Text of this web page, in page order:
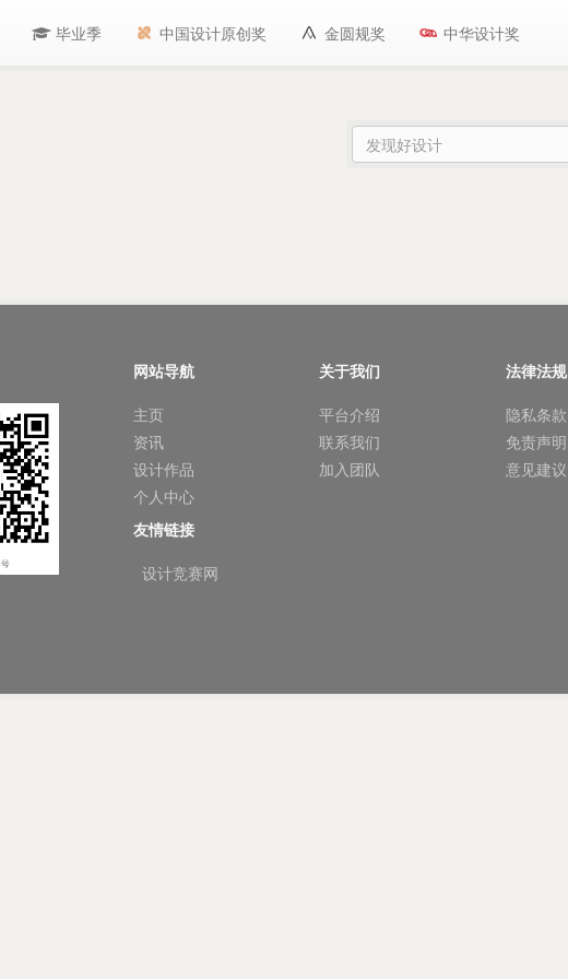
毕业季 中国设计原创奖 金圆规奖 中华设计奖
网站导航
主页
资讯
设计作品
个人中心
关于我们
平台介绍
联系我们
加入团队
法律法规
隐私条款
免责声明
意见建议
友情链接
设计竞赛网